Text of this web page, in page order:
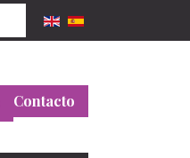
Seleccione su idioma
Contacto